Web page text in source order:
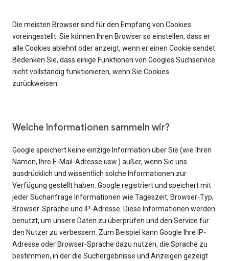
Die meisten Browser sind für den Empfang von Cookies
voreingestellt. Sie können Ihren Browser so einstellen, dass er
alle Cookies ablehnt oder anzeigt, wenn er einen Cookie sendet.
Bedenken Sie, dass einige Funktionen von Googles Suchservice
nicht vollständig funktionieren, wenn Sie Cookies
zurückweisen.
Welche Informationen sammeln wir?
Google speichert keine einzige Information über Sie (wie Ihren
Namen, Ihre E-Mail-Adresse usw.) außer, wenn Sie uns
ausdrücklich und wissentlich solche Informationen zur
Verfügung gestellt haben. Google registriert und speichert mit
jeder Suchanfrage Informationen wie Tageszeit, Browser-Typ,
Browser-Sprache und IP-Adresse. Diese Informationen werden
benutzt, um unsere Daten zu überprüfen und den Service für
den Nutzer zu verbessern. Zum Beispiel kann Google Ihre IP-
Adresse oder Browser-Sprache dazu nutzen, die Sprache zu
bestimmen, in der die Suchergebnisse und Anzeigen gezeigt